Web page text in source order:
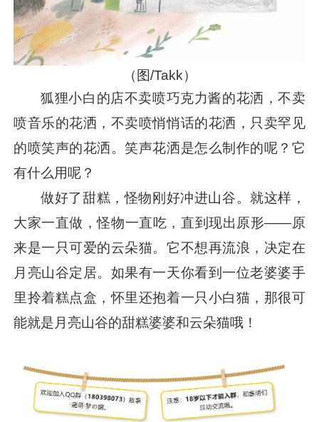
（图/Takk）
狐狸小白的店不卖喷巧克力酱的花洒，不卖
喷音乐的花洒，不卖喷悄悄话的花洒，只卖罕见
的喷笑声的花洒。笑声花洒是怎么制作的呢？它
有什么用呢？
做好了甜糕，怪物刚好冲进山谷。就这样，
大家一直做，怪物一直吃，直到现出原形——原
来是一只可爱的云朵猫。它不想再流浪，决定在
月亮山谷定居。如果有一天你看到一位老婆婆手
里拎着糕点盒，怀里还抱着一只小白猫，那很可
能就是月亮山谷的甜糕婆婆和云朵猫哦！